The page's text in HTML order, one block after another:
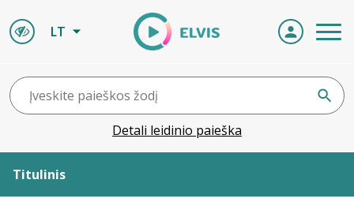
LT
Detali leidinio paieška
Titulinis